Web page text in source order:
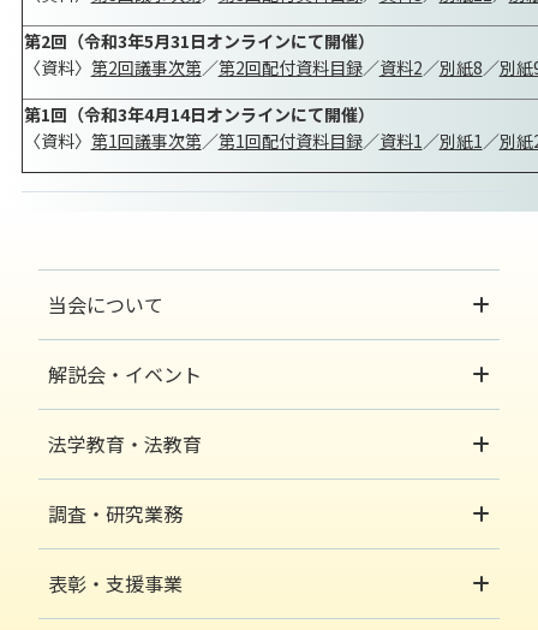
第2回（令和3年5月31日オンラインにて開催）
〈資料〉 第2回議事次第／第2回配付資料目録／資料2／別紙8／別紙
第1回（令和3年4月14日オンラインにて開催）
〈資料〉 第1回議事次第／第1回配付資料目録／資料1／別紙1／別紙
当会について
解説会・イベント
法学教育・法教育
調査・研究業務
表彰・支援事業